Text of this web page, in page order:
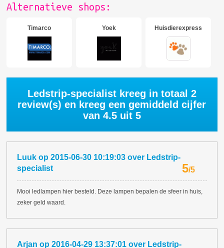
Alternatieve shops:
Timarco Yoek Huisdierexpress
Ledstrip-specialist kreeg in totaal 2
review(s) en kreeg een gemiddeld cijfer
van 4.5 uit 5
Luuk op2015-06-30 10:19:03 over Ledstrip-
specialist
5/5
Mooi ledlampen hier besteld. Deze lampen bepalen de sfeer in huis,
zeker geld waard.
Arjanop2016-04-29 13:37:01 over Ledstrip-